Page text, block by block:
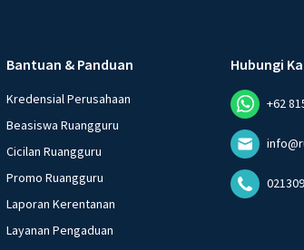
Bantuan & Panduan
Kredensial Perusahaan
Beasiswa Ruangguru
Cicilan Ruangguru
Promo Ruangguru
Laporan Kerentanan
Layanan Pengaduan
Hubungi
+62